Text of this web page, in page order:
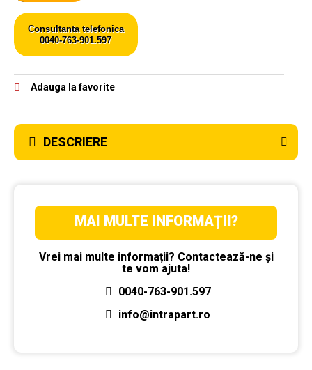
Consultanta telefonica
0040-763-901.597
Adauga la favorite
DESCRIERE
MAI MULTE INFORMAȚII?
Vrei mai multe informații? Contactează-ne și
te vom ajuta!
0040-763-901.597
info@intrapart.ro